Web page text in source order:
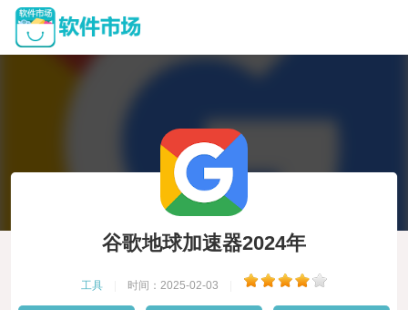
谷歌地球加速器2024年
工具 时间：2025-02-03